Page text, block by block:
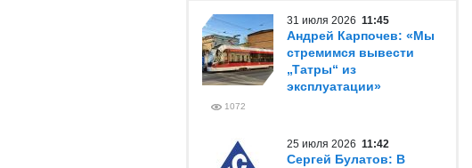
31 июля 2026 11:45
Андрей Карпочев: «Мы
стремимся вывести
„Татры“ из
эксплуатации»
1072
25 июля 2026 11:42
Сергей Булатов: В